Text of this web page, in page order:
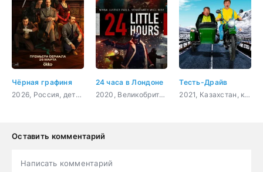
Чёрная графиня
2026, Россия, детектив, триллер
24 часа в Лондоне
2020, Великобритания, боевик, триллер, драма, криминал
Тесть-Драйв
2021, Казахстан, комедия
Оставить комментарий
Написать комментарий